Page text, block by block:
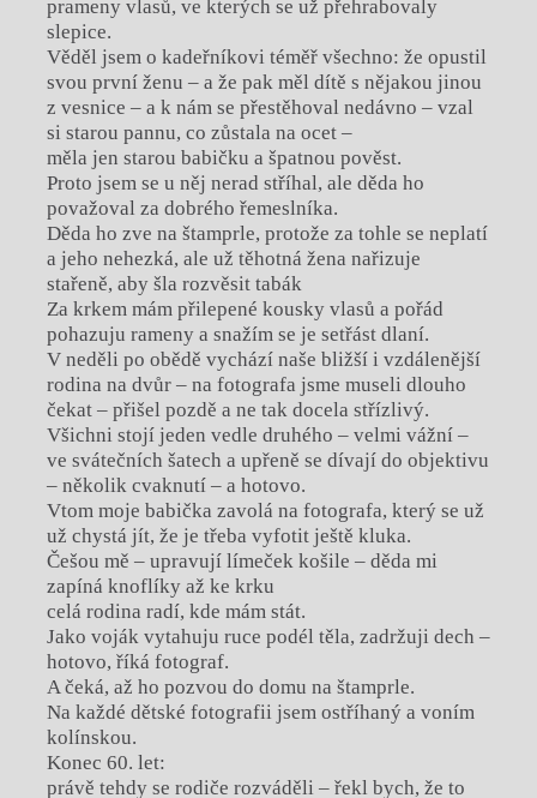
prameny vlasů, ve kterých se už přehrabovaly
slepice.
Věděl jsem o kadeřníkovi téměř všechno: že opustil
svou první ženu – a že pak měl dítě s nějakou jinou
z vesnice – a k nám se přestěhoval nedávno – vzal
si starou pannu, co zůstala na ocet –
měla jen starou babičku a špatnou pověst.
Proto jsem se u něj nerad stříhal, ale děda ho
považoval za dobrého řemeslníka.
Děda ho zve na štamprle, protože za tohle se neplatí
a jeho nehezká, ale už těhotná žena nařizuje
stařeně, aby šla rozvěsit tabák
Za krkem mám přilepené kousky vlasů a pořád
pohazuju rameny a snažím se je setřást dlaní.
V neděli po obědě vychází naše bližší i vzdálenější
rodina na dvůr – na fotografa jsme museli dlouho
čekat – přišel pozdě a ne tak docela střízlivý.
Všichni stojí jeden vedle druhého – velmi vážní –
ve svátečních šatech a upřeně se dívají do objektivu
– několik cvaknutí – a hotovo.
Vtom moje babička zavolá na fotografa, který se už
už chystá jít, že je třeba vyfotit ještě kluka.
Češou mě – upravují límeček košile – děda mi
zapíná knoflíky až ke krku
celá rodina radí, kde mám stát.
Jako voják vytahuju ruce podél těla, zadržuji dech –
hotovo, říká fotograf.
A čeká, až ho pozvou do domu na štamprle.
Na každé dětské fotografii jsem ostříhaný a voním
kolínskou.
Konec 60. let:
právě tehdy se rodiče rozváděli – řekl bych, že to